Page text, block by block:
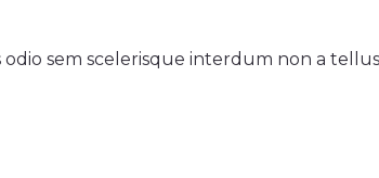
odio sem scelerisque interdum non a